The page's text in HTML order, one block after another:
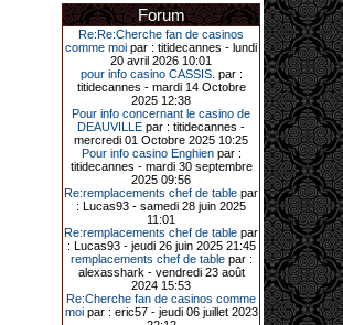
une machine à sous pour une mise
initiale de 5,28 €. Puis quelques
jours plus tard, le vendredi 27 mars,
un joueur a décroché 12 086 euros
sur une autre machine à sous.
Enfin, troisième et dernier jackpot,
record cette fois-ci, le samedi 28
mars dernier. Quelque 111 322
euros ont été remportés sur la table
d’Ultimate Texas Hold’em Poker,
grâce à une mise de 5 euros sur la
case bonus et une quinte flush
royale. Ces gains ont été annoncés
dans un communiqué diffusé par le
casino ce lundi 30 mars en soirée.
11-01-2026|
Dimanche 11 janvier, en soirée, une
cliente retraitée de 78 ans, habitant
Trémuson, a eu l’énorme surprise
Forum
Re:Re:Cherche fan de casinos
comme moi par : titidecannes - lundi
20 avril 2026 10:01
pour info casino CASSIS. par :
titidecannes - mardi 14 Octobre
2025 12:38
Pour info concernant le casino de
DEAUVILLE par : titidecannes -
mercredi 01 Octobre 2025 10:25
Pour info casino Enghienpar :
titidecannes - mardi 30 septembre
2025 09:56
Re:remplacements chef de table par
: Lucas93 - samedi 28 juin 2025
11:01
Re:remplacements chef de table par
: Lucas93 - jeudi 26 juin 2025 21:45
remplacements chef de tablepar :
alexasshark - vendredi 23 août
2024 15:53
Re:Cherche fan de casinos comme
moipar : eric57 - jeudi 06 juillet 2023